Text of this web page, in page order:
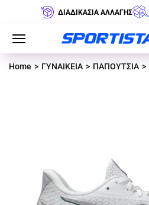
ΔΙΑΔΙΚΑΣΙΑ ΑΛΛΑΓΗΣ
Home ΓΥΝΑΙΚΕΙΑ ΠΑΠΟΥΤΣΙΑ